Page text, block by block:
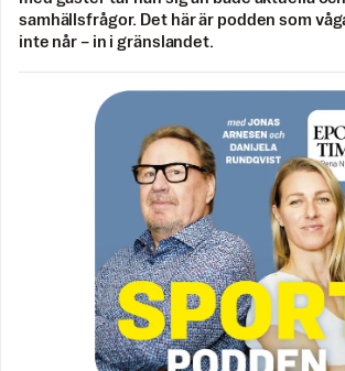
samhällsfrågor. Det här är podden som
inte når – in i gränslandet.